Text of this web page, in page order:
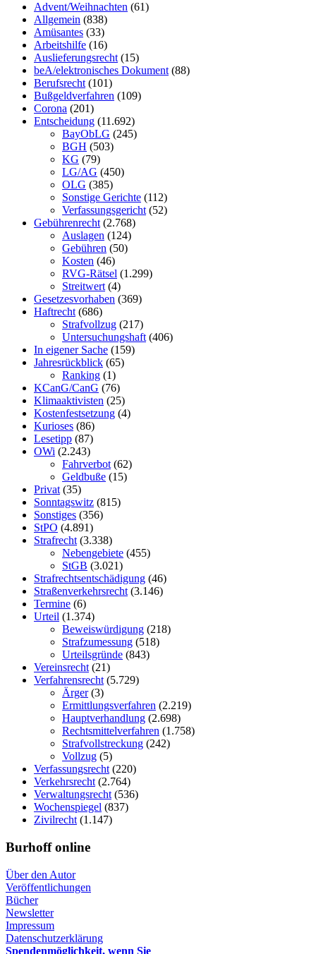
Advent/Weihnachten (61)
Allgemein (838)
Amüsantes (33)
Arbeitshilfe (16)
Auslieferungsrecht (15)
beA/elektronisches Dokument (88)
Berufsrecht (101)
Bußgeldverfahren (109)
Corona (201)
Entscheidung (11.692)
BayObLG (245)
BGH (503)
KG (79)
LG/AG (450)
OLG (385)
Sonstige Gerichte (112)
Verfassungsgericht (52)
Gebührenrecht (2.768)
Auslagen (124)
Gebühren (50)
Kosten (46)
RVG-Rätsel (1.299)
Streitwert (4)
Gesetzesvorhaben (369)
Haftrecht (686)
Strafvollzug (217)
Untersuchungshaft (406)
In eigener Sache (159)
Jahresrückblick (65)
Ranking (1)
KCanG/CanG (76)
Klimaaktivisten (25)
Kostenfestsetzung (4)
Kurioses (86)
Lesetipp (87)
OWi (2.243)
Fahrverbot (62)
Geldbuße (15)
Privat (35)
Sonntagswitz (815)
Sonstiges (356)
StPO (4.891)
Strafrecht (3.338)
Nebengebiete (455)
StGB (3.021)
Strafrechtsentschädigung (46)
Straßenverkehrsrecht (3.146)
Termine (6)
Urteil (1.374)
Beweiswürdigung (218)
Strafzumessung (518)
Urteilsgründe (843)
Vereinsrecht (21)
Verfahrensrecht (5.729)
Ärger(3)
Ermittlungsverfahren (2.219)
Hauptverhandlung (2.698)
Rechtsmittelverfahren (1.758)
Strafvollstreckung (242)
Vollzug (5)
Verfassungsrecht (220)
Verkehrsrecht (2.764)
Verwaltungsrecht (536)
Wochenspiegel (837)
Zivilrecht (1.147)
Burhoff online
Über den Autor
Veröffentlichungen
Bücher
Newsletter
Impressum
Datenschutzerklärung
Spendenmöglichkeit, wenn Sie